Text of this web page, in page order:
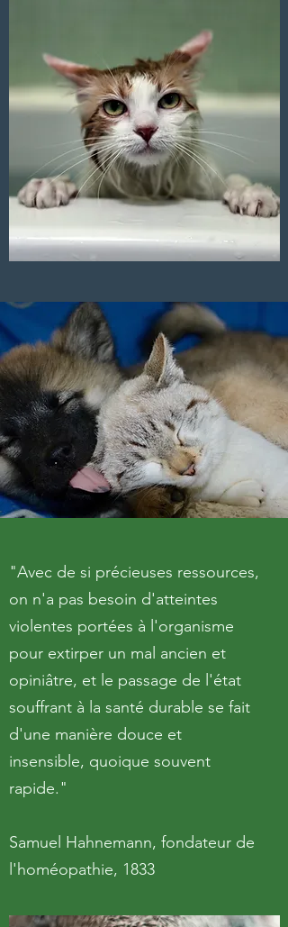
"Avec de si précieuses ressources,
on n'a pas besoin d'atteintes
violentes portées à l'organisme
pour extirper un mal ancien et
opiniâtre, et le passage de l'état
souffrant à la santé durable se fait
d'une manière douce et
insensible, quoique souvent
rapide."
Samuel Hahnemann, fondateur de
l'homéopathie, 1833